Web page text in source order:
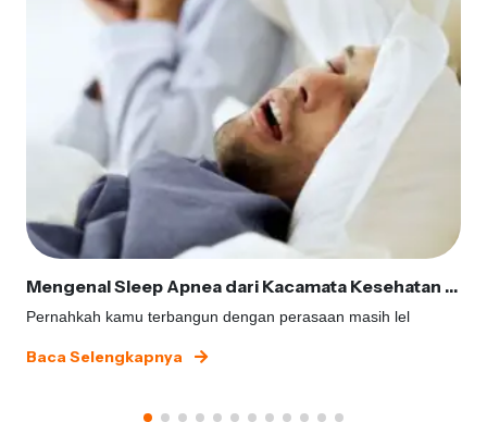
Mengenal Sleep Apnea dari Kacamata Kesehatan Gigi
Pernahkah kamu terbangun dengan perasaan masih lel
Baca Selengkapnya